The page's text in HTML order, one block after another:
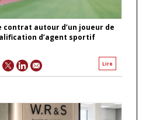
contrat autour d’un joueur de
d’agent sportif
Lire